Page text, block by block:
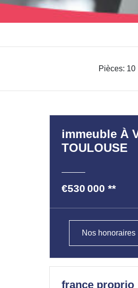
Pièces: 10
immeuble À
TOULOUSE
€530 000 **
Nos honoraires
france proprio